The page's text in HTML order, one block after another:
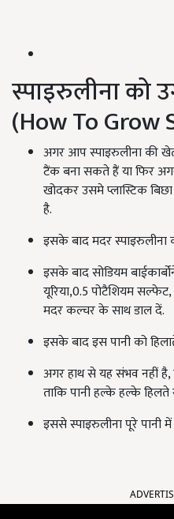
स्पाइरुलीना को
(How To Grow
अगर आप स्पाइरुलीना की
टैंक बना सकते हैं या फिर
खोदकर उसमे प्लास्टिक
है.
इसके बाद मदर स्पाइरुलीना
इसके बाद सोडियम
यूरिया,0.5 पोटैशियम
मदर कल्चर के साथ डाल दें.
इसके बाद इस पानी को
अगर हाथ से यह संभव नहीं है,
ताकि पानी हल्के हल्के हिलते
इससे स्पाइरुलीना पूरे पानी